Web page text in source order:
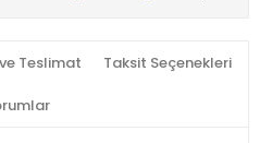
Teslimat Taksit Seçenekleri